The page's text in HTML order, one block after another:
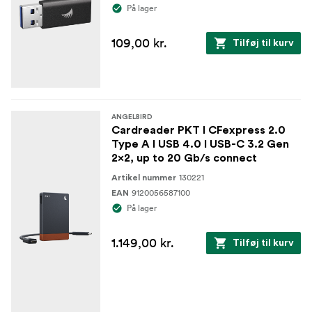
På lager
109,00 kr. Tilføj til kurv
ANGELBIRD
Cardreader PKT I CFexpress 2.0
Type A I USB 4.0 I USB-C 3.2 Gen
2x2, up to 20 Gb/s connect
Artikel nummer 130221
EAN 9120056587100
På lager
1.149,00 kr. Tilføj til kurv